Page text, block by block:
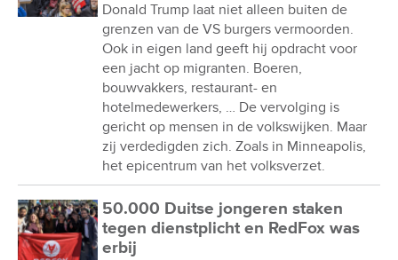
Donald Trump laat niet alleen buiten de
grenzen van de VS burgers vermoorden.
Ook in eigen land geeft hij opdracht voor
een jacht op migranten. Boeren,
bouwvakkers, restaurant- en
hotelmedewerkers, … De vervolging is
gericht op mensen in de volkswijken. Maar
zij verdedigden zich. Zoals in Minneapolis,
het epicentrum van het volksverzet.
50.000 Duitse jongeren staken
tegen dienstplicht en RedFox was
erbij